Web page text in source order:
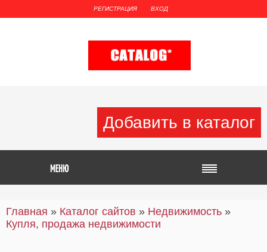
РЕГИСТРАЦИЯ ВХОД
Добавить в каталог
Главная » Каталог сайтов » Недвижимость »
Купля, продажа недвижимости